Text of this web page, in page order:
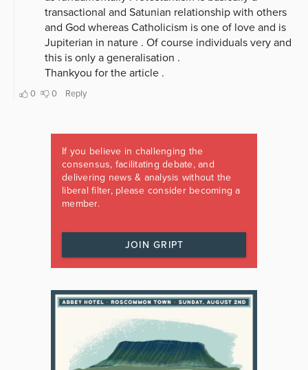
If you believe in challenging the
consensus, facilitating debate, and
delivering news & analysis without the
liberal filter, please consider becoming a
member.
JOIN GRIPT